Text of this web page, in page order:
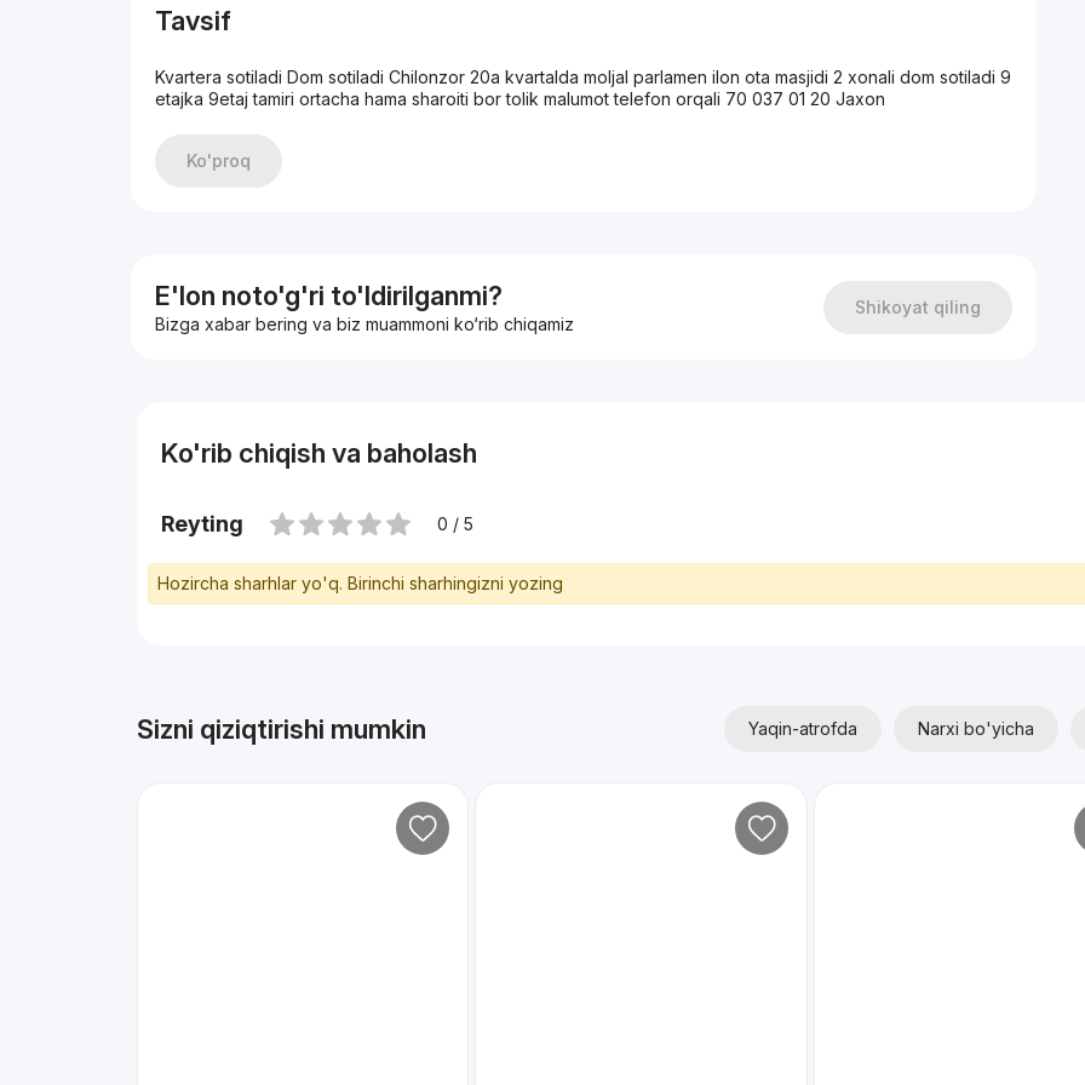
Tavsif
Kvartera sotiladi Dom sotiladi Chilonzor 20a kvartalda moljal parlamen ilon ota masjidi 2 xonali dom sotiladi 9
etajka 9etaj tamiri ortacha hama sharoiti bor tolik malumot telefon orqali 70 037 01 20 Jaxon
Ko'proq
E'lon noto'g'ri to'ldirilganmi?
Bizga xabar bering va biz muammoni ko‘rib chiqamiz
Shikoyat qiling
Ko'rib chiqish va baholash
Reyting 0 / 5
Hozircha sharhlar yo'q. Birinchi sharhingizni yozing
Sizni qiziqtirishi mumkin Yaqin-atrofda Narxi bo'yicha